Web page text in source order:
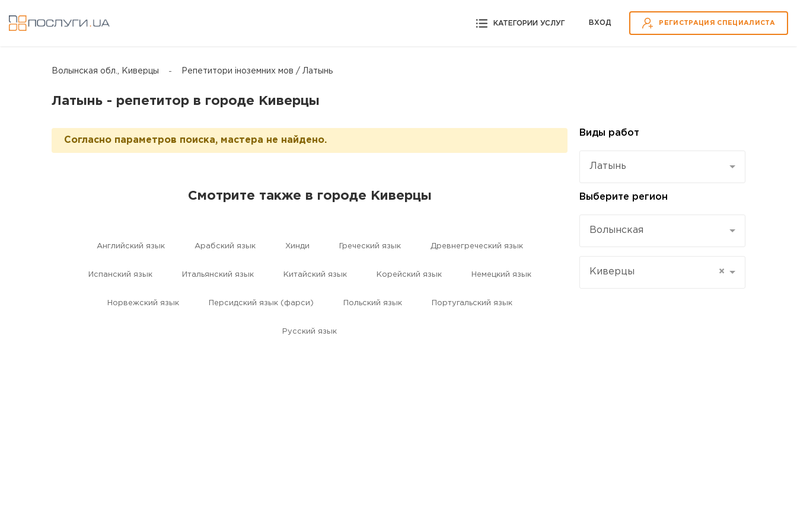
КАТЕГОРИИ УСЛУГ ВХOД РЕГИСТРАЦИЯ СПЕЦИАЛИСТА
Волынская обл., Киверцы Репетитори іноземних мов / Латынь
Латынь - репетитор в городе Киверцы
Согласно параметров поиска, мастера не найдено.
Смотрите также в городе Киверцы
Английский язык Aрабский язык Хинди Греческий язык Древнегреческий язык
Испанский язык Итальянский язык Китайский язык Корейский язык Немецкий язык
Норвежский язык Персидский язык (фарси) Польский язык Португальский язык
Русский язык
Виды работ
Латынь
Выберите регион
Волынская
×
Киверцы